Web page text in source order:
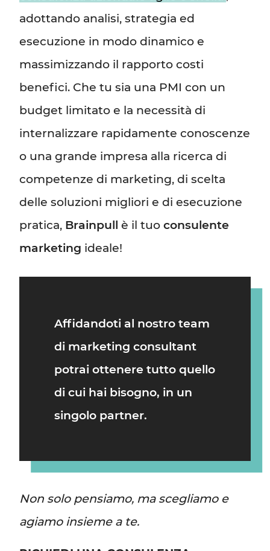
adottando analisi, strategia ed
esecuzione in modo dinamico e
massimizzando il rapporto costi
benefici. Che tu sia una PMI con un
budget limitato e la necessità di
internalizzare rapidamente conoscenze
o una grande impresa alla ricerca di
competenze di marketing, di scelta
delle soluzioni migliori e di esecuzione
pratica, Brainpullè il tuoconsulente
marketing ideale!
Affidandoti al nostro team
di marketing consultant
potrai ottenere tutto quello
di cui hai bisogno, in un
singolo partner.
Non solo pensiamo, ma scegliamo e
agiamo insieme a te.